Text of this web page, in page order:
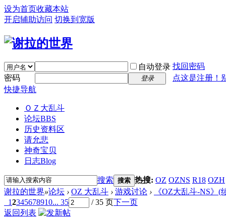
设为首页收藏本站
开启辅助访问 切换到宽版
自动登录 找回密码
密码
登录
点这是注册！
快捷导航
ＯＺ大乱斗
论坛BBS
历史资料区
请允悲
神奇宝贝
日志Blog
搜索 搜索 热搜: OZ OZNS R18 OZH
谢拉的世界»论坛 › OZ 大乱斗 › 游戏讨论 ›
《OZ大乱斗-NS》(
12345678910... 35 / 35 页下一页
返回列表